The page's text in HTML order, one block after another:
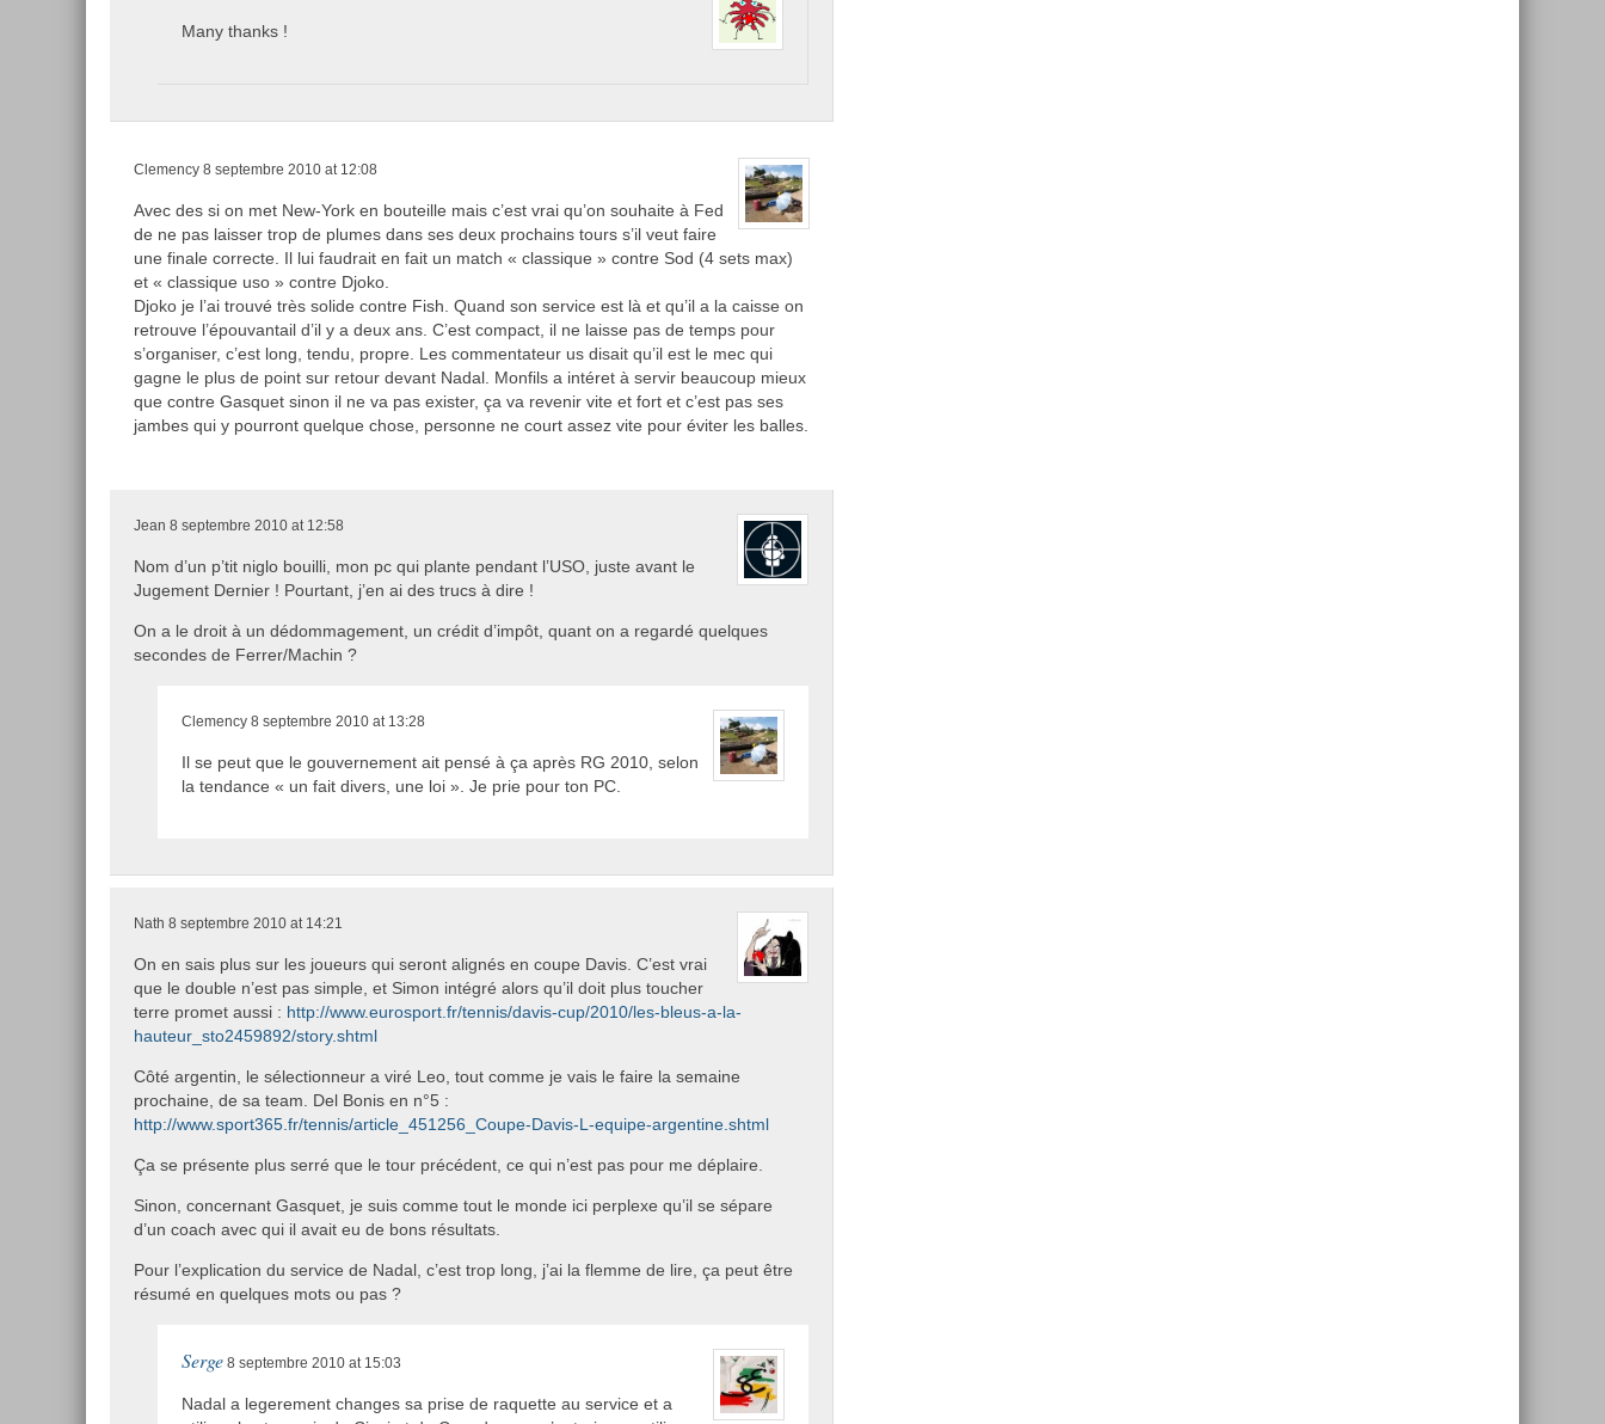
Many thanks !
Clemency 8 septembre 2010 at 12:08
Avec des si on met New-York en bouteille mais c’est vrai qu’on souhaite à Fed
de ne pas laisser trop de plumes dans ses deux prochains tours s’il veut faire
une finale correcte. Il lui faudrait en fait un match « classique » contre Sod (4 sets max)
et « classique uso » contre Djoko.
Djoko je l’ai trouvé très solide contre Fish. Quand son service est là et qu’il a la caisse on
retrouve l’épouvantail d’il y a deux ans. C’est compact, il ne laisse pas de temps pour
s’organiser, c’est long, tendu, propre. Les commentateur us disait qu’il est le mec qui
gagne le plus de point sur retour devant Nadal. Monfils a intéret à servir beaucoup mieux
que contre Gasquet sinon il ne va pas exister, ça va revenir vite et fort et c’est pas ses
jambes qui y pourront quelque chose, personne ne court assez vite pour éviter les balles.
Jean 8 septembre 2010 at 12:58
Nom d’un p’tit niglo bouilli, mon pc qui plante pendant l’USO, juste avant le
Jugement Dernier ! Pourtant, j’en ai des trucs à dire !
On a le droit à un dédommagement, un crédit d’impôt, quant on a regardé quelques
secondes de Ferrer/Machin ?
Clemency 8 septembre 2010 at 13:28
Il se peut que le gouvernement ait pensé à ça après RG 2010, selon
la tendance « un fait divers, une loi ». Je prie pour ton PC.
Nath 8 septembre 2010 at 14:21
On en sais plus sur les joueurs qui seront alignés en coupe Davis. C’est vrai
que le double n’est pas simple, et Simon intégré alors qu’il doit plus toucher
terre promet aussi : http://www.eurosport.fr/tennis/davis-cup/2010/les-bleus-a-la-
hauteur_sto2459892/story.shtml
Côté argentin, le sélectionneur a viré Leo, tout comme je vais le faire la semaine
prochaine, de sa team. Del Bonis en n°5 :
http://www.sport365.fr/tennis/article_451256_Coupe-Davis-L-equipe-argentine.shtml
Ça se présente plus serré que le tour précédent, ce qui n’est pas pour me déplaire.
Sinon, concernant Gasquet, je suis comme tout le monde ici perplexe qu’il se sépare
d’un coach avec qui il avait eu de bons résultats.
Pour l’explication du service de Nadal, c’est trop long, j’ai la flemme de lire, ça peut être
résumé en quelques mots ou pas ?
Serge 8 septembre 2010 at 15:03
Nadal a legerement changes sa prise de raquette au service et a